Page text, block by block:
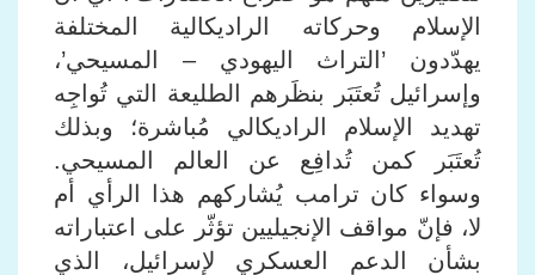
الإسلام وحركاته الراديكالية المختلفة
يهدّدون ’التراث اليهودي – المسيحي’،
وإسرائيل تُعتَبَر بنظَرهم الطليعة التي تُواجِه
تهديد الإسلام الراديكالي مُباشرة؛ وبذلك
تُعتَبَر كمن تُدافِع عن العالم المسيحي.
وسواء كان ترامب يُشاركهم هذا الرأي أم
لا، فإنّ مواقف الإنجيليين تؤثّر على اعتباراته
بشأن الدعم العسكري لإسرائيل، الذي